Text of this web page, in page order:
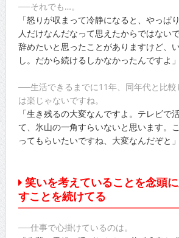
──それでも…。
「怒りが収まって冷静になると、やっぱ
人だけなんだなって思えたからではない
辞めたいと思ったことがありますけど、
し。だから続けるしかなかったんですよ」
──生活できるまでに11年、同年代と比
は楽じゃないですね。
「生き残るの大変なんですよ。テレビで
て、氷山の一角すらいないと思います。
ってもらいたいですね、大変なんだぞと」
笑いを考えていることを念頭
すことを続けてる
──仕事で心掛けているのは。